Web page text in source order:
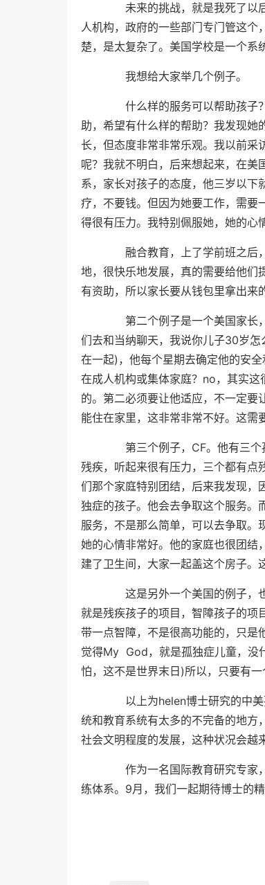
未来的挑战，就是我死了以后
人机构，政府的一些部门专门管这
楚，是太复杂了。美国学校是一个系
我想给大家举几个例子。
什么样的服务可以帮助孩子？
助，希望有什么样的帮助？我发现她
长，但态度非常非常乐观。我以前
呢？我就不明白，后来想起来，在美
系，家长对孩子的态度，他三岁以下
疗，不要钱。但因为她要工作，需要
得很有压力。我特别佩服她，她的心
融合教育，上了学前班之后
地，很快乐地发展，真的需要给他们
有资助，所以家长要从钱包里拿出来
第二个例子是一个美国家长，
们去和当纳聊天，我说你儿子30岁
在一起)，他每个星期去确定他的安
在成人机构或集体家庭？no，其实
的。第二必须要让他适应，不一定要
能住在家里，这非常非常不好。这需
第三个例子，CF。他有三个
残疾，听起来很有压力，三个都有点
们那个家庭特别团结，后来我发现，
独症的孩子。他会去争取这个服务。
服务，不是那么简单，可以去争取。
她的心情非常好。他的家庭也很团结
建了卫生间，大家一起盖这个房子。
这是另外一个美国的例子，也
就是残疾孩子的项目，智障孩子的项
带一点智障，不是很高功能的，只是
觉得My God，就是孤独症儿童，
怕，这不是世界末日)所以，只要有一
以上为helen博士研究的中美
统和教育系统有太多的不完备的地方
社会文明程度的发展，这种状况会越
作为一名国际教育研究专家，
练体系。9月，我们一起期待博士的精